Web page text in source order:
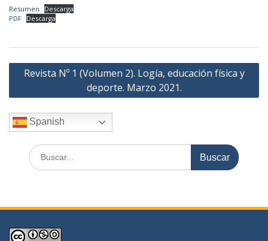
Resumen
Descarga
PDF Descarga
Navegación
entradas
Revista Nº 1 (Volumen 2). Logía, educación física y
deporte. Marzo 2021.
Spanish
Buscar
por: